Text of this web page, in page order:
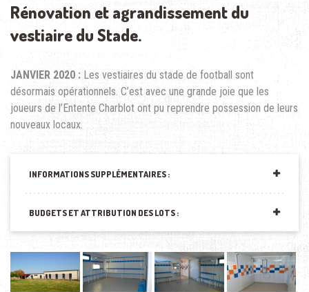
Rénovation et agrandissement du
vestiaire du Stade.
JANVIER 2020 : Les vestiaires du stade de football sont
désormais opérationnels. C’est avec une grande joie que les
joueurs de l’Entente Charblot ont pu reprendre possession de leurs
nouveaux locaux.
INFORMATIONS SUPPLÉMENTAIRES :
BUDGETS ET ATTRIBUTION DES LOTS :